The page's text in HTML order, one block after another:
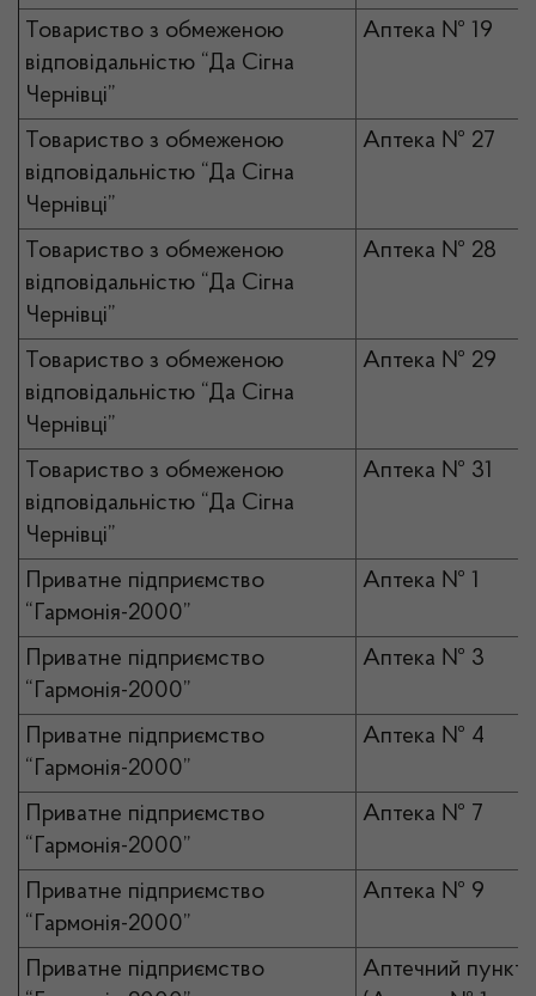
Товариство з обмеженою
відповідальністю “Да Сігна
Чернівці”
Аптека № 19
Товариство з обмеженою
відповідальністю “Да Сігна
Чернівці”
Аптека № 27
Товариство з обмеженою
відповідальністю “Да Сігна
Чернівці”
Аптека № 28
Товариство з обмеженою
відповідальністю “Да Сігна
Чернівці”
Аптека № 29
Товариство з обмеженою
відповідальністю “Да Сігна
Чернівці”
Аптека № 31
Приватне підприємство
“Гармонія-2000”
Аптека № 1
Приватне підприємство
“Гармонія-2000”
Аптека № 3
Приватне підприємство
“Гармонія-2000”
Аптека № 4
Приватне підприємство
“Гармонія-2000”
Аптека № 7
Приватне підприємство
“Гармонія-2000”
Аптека № 9
Приватне підприємство
Аптечний